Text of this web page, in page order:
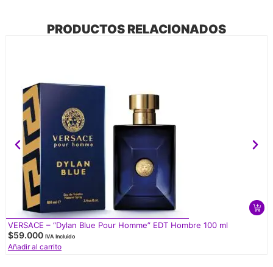
PRODUCTOS RELACIONADOS
VERSACE – “Dylan Blue Pour Homme” EDT Hombre 100 ml
$59.000 IVA Incluido
Añadir al carrito